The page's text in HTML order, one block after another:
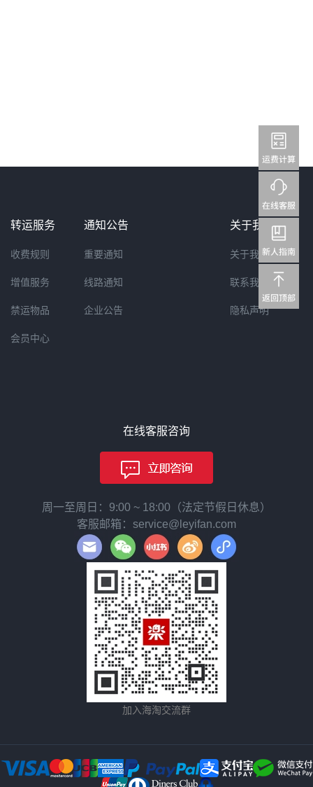
转运服务
收费规则
增值服务
禁运物品
会员中心
通知公告
重要通知
线路通知
企业公告
关于我们
关于我们
联系我们
隐私声明
在线客服咨询
周一至周日：9:00 ~ 18:00（法定节假日休息）
客服邮箱：service@leyifan.com
加入海淘交流群